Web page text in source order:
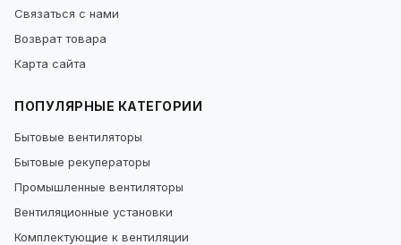
Связаться с нами
Возврат товара
Карта сайта
ПОПУЛЯРНЫЕ КАТЕГОРИИ
Бытовые вентиляторы
Бытовые рекуператоры
Промышленные вентиляторы
Вентиляционные установки
Комплектующие к вентиляции